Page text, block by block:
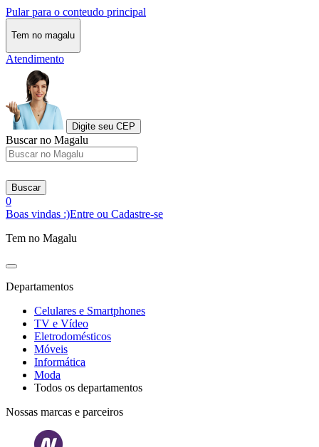
Pular para o conteudo principal
Tem no magalu
Atendimento
Digite seu CEP
Buscar no Magalu
Buscar
0
Boas vindas :)Entre ou Cadastre-se
Tem no Magalu
Departamentos
Celulares e Smartphones
TV e Vídeo
Eletrodomésticos
Móveis
Informática
Moda
Todos os departamentos
Nossas marcas e parceiros